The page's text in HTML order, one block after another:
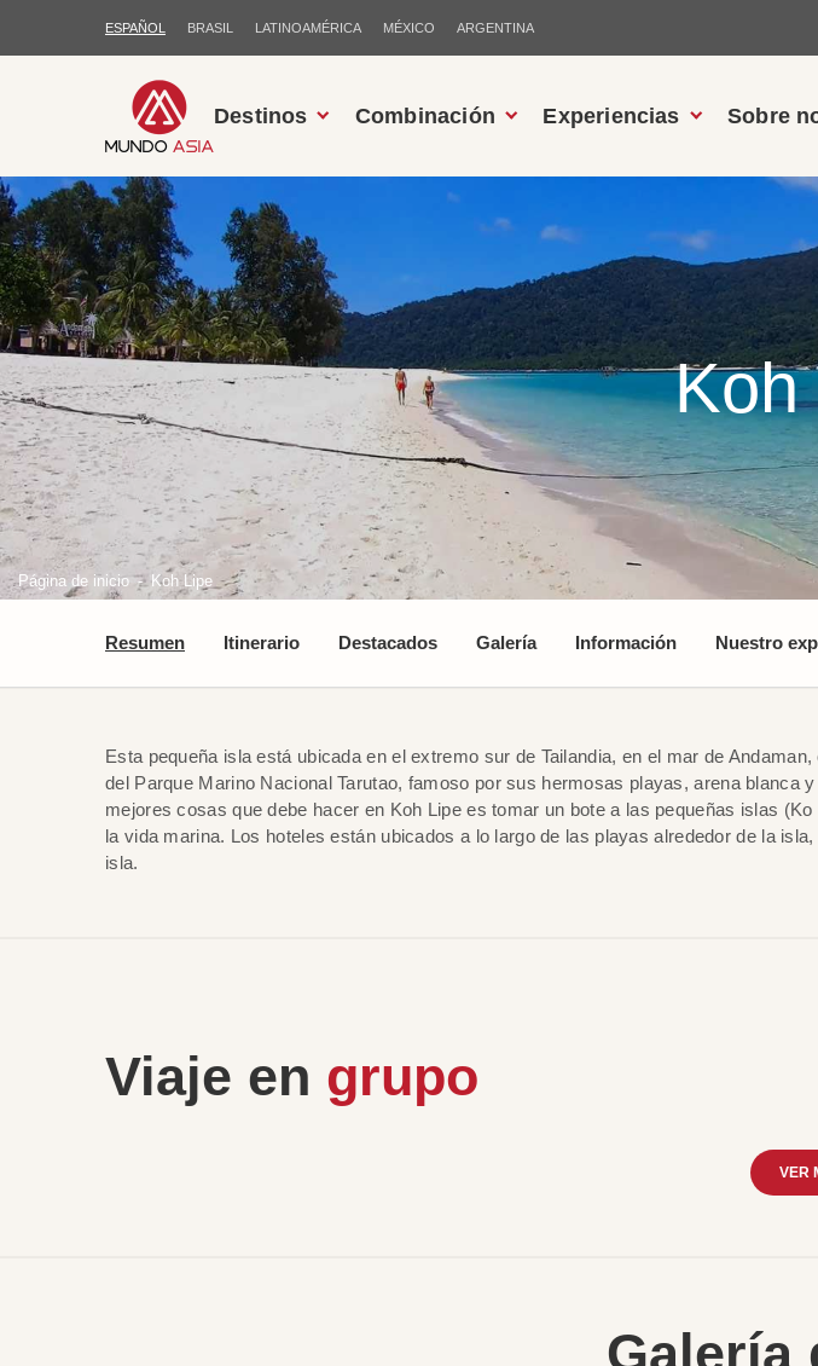
ESPAÑOL BRASIL LATINOAMÉRICA MÉXICO ARGENTINA
Destinos Combinación Experiencias Sobre
Koh
Página de inicio Koh Lipe
Resumen Itinerario Destacados Galería Información Nuestro
Esta pequeña isla está ubicada en el extremo sur de Tailandia, en el mar de
del Parque Marino Nacional Tarutao, famoso por sus hermosas playas, arena
mejores cosas que debe hacer en Koh Lipe es tomar un bote a las pequeñas islas
la vida marina. Los hoteles están ubicados a lo largo de las playas alrededor de la
isla.
Viaje en grupo
VER
Galería